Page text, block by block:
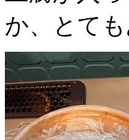
か、とて